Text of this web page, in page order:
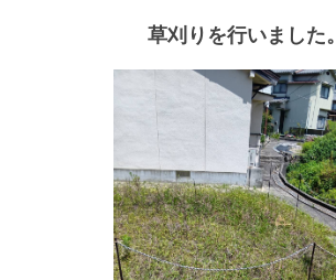
草刈りを行いました。